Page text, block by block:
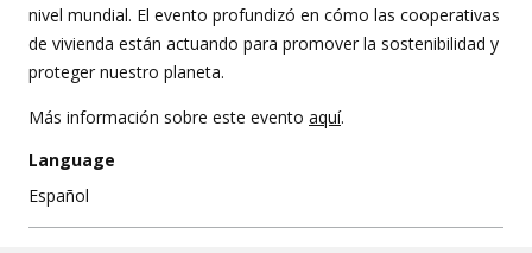
nivel mundial. El evento profundizó en cómo las cooperativas
de vivienda están actuando para promover la sostenibilidad y
proteger nuestro planeta.
Más información sobre este evento aquí.
Language
Español